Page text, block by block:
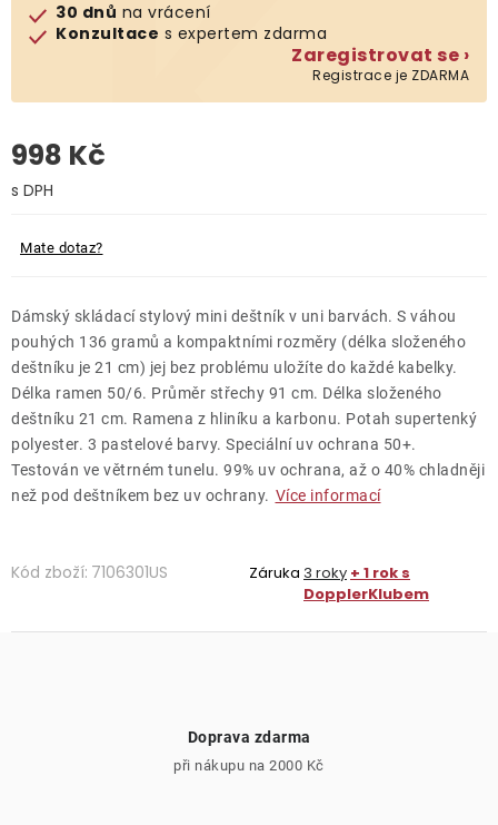
30 dnů na vrácení
Konzultace s expertem zdarma
Zaregistrovat se ›
Registrace je ZDARMA
998 Kč
Mate dotaz?
Dámský skládací stylový mini deštník v uni barvách. S váhou
pouhých 136 gramů a kompaktními rozměry (délka složeného
deštníku je 21 cm) jej bez problému uložíte do každé kabelky.
Délka ramen 50/6. Průměr střechy 91 cm. Délka složeného
deštníku 21 cm. Ramena z hliníku a karbonu. Potah supertenký
polyester. 3 pastelové barvy. Speciální uv ochrana 50+.
Testován ve větrném tunelu. 99% uv ochrana, až o 40% chladněji
než pod deštníkem bez uv ochrany. Více informací
Kód zboží: 7106301US Záruka 3 roky + 1 rok s
DopplerKlubem
Doprava zdarma
při nákupu na 2000 Kč